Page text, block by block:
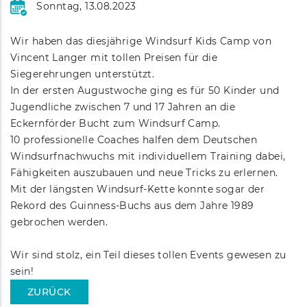
FUSS- UND SPRUNGGELENK
BESONDERE METHODEN
ARBEITS- UND SCHULUNFÄLLE
SPEZIALSPRECH­STUNDEN
DR. MED. MARC KOCH
DR. MED. ANDREAS LOSCH
DR. MED. PHILIPP RICHTER
DR. MED. NINA SCHWALL
DR. MED. RENÉ SCHWALL
Sonntag, 13.08.2023
Wir haben das diesjährige Windsurf Kids Camp von
Vincent Langer mit tollen Preisen für die
Siegerehrungen unterstützt.
In der ersten Augustwoche ging es für 50 Kinder und
Jugendliche zwischen 7 und 17 Jahren an die
Eckernförder Bucht zum Windsurf Camp.
10 professionelle Coaches halfen dem Deutschen
Windsurfnachwuchs mit individuellem Training dabei,
Fähigkeiten auszubauen und neue Tricks zu erlernen.
Mit der längsten Windsurf-Kette konnte sogar der
Rekord des Guinness-Buchs aus dem Jahre 1989
gebrochen werden.
Wir sind stolz, ein Teil dieses tollen Events gewesen zu
sein!
ZURÜCK